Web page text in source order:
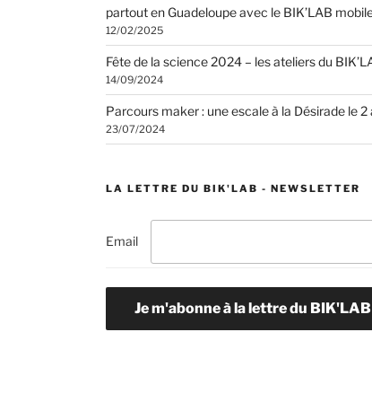
partout en Guadeloupe avec le BIK’LAB
12/02/2025
Fête de la science 2024 – les ateliers du
14/09/2024
Parcours maker : une escale à la Désirade le 2
23/07/2024
LA LETTRE DU BIK'LAB - NEWSLETTER
Email
Je m'abonne à la lettre du BIK'LAB